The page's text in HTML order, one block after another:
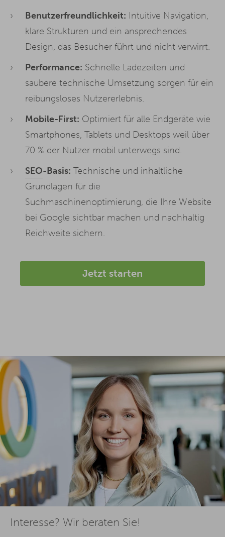
Benutzerfreundlichkeit: Intuitive Navigation,
klare Strukturen und ein ansprechendes
Design, das Besucher führt und nicht verwirrt.
Performance: Schnelle Ladezeiten und
saubere technische Umsetzung sorgen für ein
reibungsloses Nutzererlebnis.
Mobile-First: Optimiert für alle Endgeräte wie
Smartphones, Tablets und Desktops weil über
70 % der Nutzer mobil unterwegs sind.
SEO-Basis: Technische und inhaltliche
Grundlagen für die
Suchmaschinenoptimierung, die Ihre Website
bei Google sichtbar machen und nachhaltig
Reichweite sichern.
Jetzt starten
Interesse? Wir beraten Sie!